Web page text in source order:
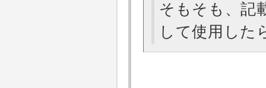
そもそも、記
して使用した